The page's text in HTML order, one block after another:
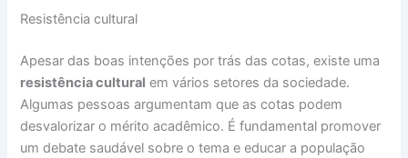
Resistência cultural
Apesar das boas intenções por trás das cotas, existe uma
resistência cultural em vários setores da sociedade.
Algumas pessoas argumentam que as cotas podem
desvalorizar o mérito acadêmico. É fundamental promover
um debate saudável sobre o tema e educar a população